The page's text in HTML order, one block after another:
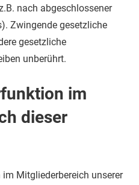
nach abgeschlossener
Zwingende gesetzliche
gesetzliche
unberührt.
im
dieser
Mitgliederbereich unserer